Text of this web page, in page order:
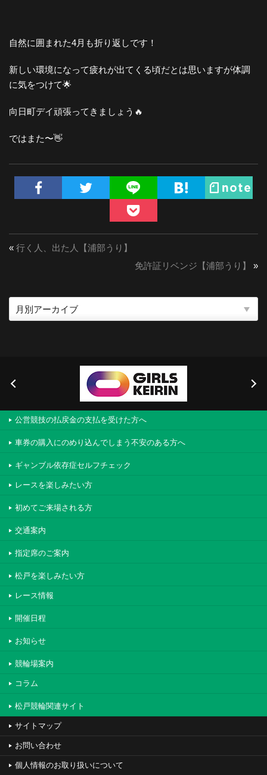
自然に囲まれた4月も折り返しです！
新しい環境になって疲れが出てくる頃だとは思いますが体調
に気をつけて🌟
向日町デイ頑張ってきましょう🔥
« 行く人、出た人【浦部うり】
免許証リベンジ【浦部うり】
»
公営競技の払戻金の支払を受けた方へ
車券の購入にのめり込んでしまう不安のある方へ
ギャンブル依存症セルフチェック
レースを楽しみたい方
初めてご来場される方
交通案内
指定席のご案内
松戸を楽しみたい方
レース情報
開催日程
お知らせ
競輪場案内
コラム
松戸競輪関連サイト
サイトマップ
お問い合わせ
個人情報のお取り扱いについて